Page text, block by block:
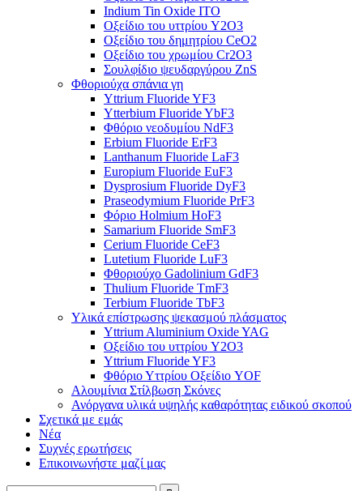
Indium Tin Oxide ITO
Οξείδιο του υττρίου Y2O3
Οξείδιο του δημητρίου CeO2
Οξείδιο του χρωμίου Cr2O3
Σουλφίδιο ψευδαργύρου ZnS
Φθοριούχα σπάνια γη
Yttrium Fluoride YF3
Ytterbium Fluoride YbF3
Φθόριο νεοδυμίου NdF3
Erbium Fluoride ErF3
Lanthanum Fluoride LaF3
Europium Fluoride EuF3
Dysprosium Fluoride DyF3
Praseodymium Fluoride PrF3
Φόριο Holmium HoF3
Samarium Fluoride SmF3
Cerium Fluoride CeF3
Lutetium Fluoride LuF3
Φθοριούχο Gadolinium GdF3
Thulium Fluoride TmF3
Terbium Fluoride TbF3
Υλικά επίστρωσης ψεκασμού πλάσματος
Yttrium Aluminium Oxide YAG
Οξείδιο του υττρίου Y2O3
Yttrium Fluoride YF3
Φθόριο Υττρίου Οξείδιο YOF
Αλουμίνια Στίλβωση Σκόνες
Ανόργανα υλικά υψηλής καθαρότητας ειδικού σκοπού
Σχετικά με εμάς
Νέα
Συχνές ερωτήσεις
Επικοινωνήστε μαζί μας